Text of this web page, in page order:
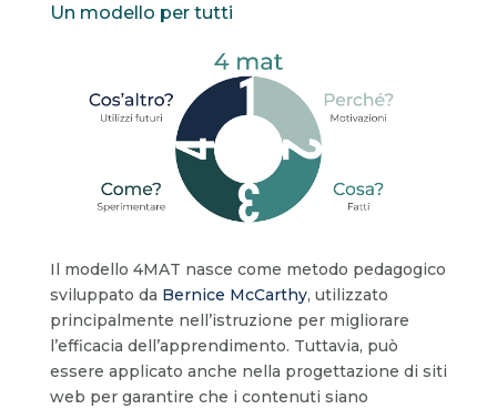
Un modello per tutti
Il modello 4MAT nasce come metodo pedagogico
sviluppato da Bernice McCarthy, utilizzato
principalmente nell’istruzione per migliorare
l’efficacia dell’apprendimento. Tuttavia, può
essere applicato anche nella progettazione di siti
web per garantire che i contenuti siano